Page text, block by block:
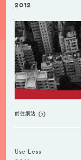
2012
前往網站
Use-Less